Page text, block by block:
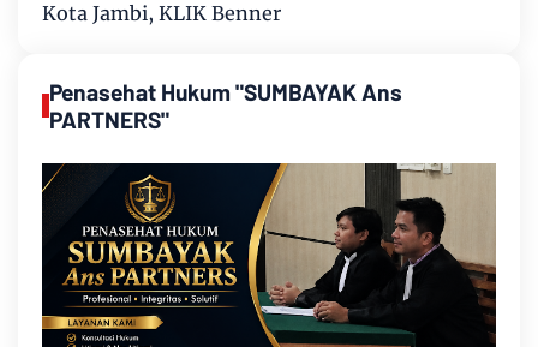
Kota Jambi, KLIK Benner
Penasehat Hukum "SUMBAYAK Ans
PARTNERS"